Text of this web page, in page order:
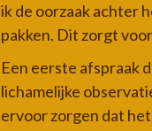
ik de oorzaak achter
pakken. Dit zorgt
Een eerste afspraak
lichamelijke
ervoor zorgen dat